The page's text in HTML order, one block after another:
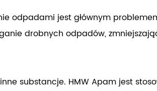
odpadami jest głównym
drobnych odpadów,
substancje. HMW Apam jest